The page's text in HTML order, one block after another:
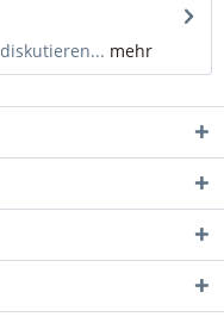
mehr